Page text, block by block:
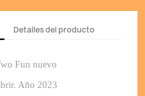
Detalles del producto
Fun nuevo
Año 2023